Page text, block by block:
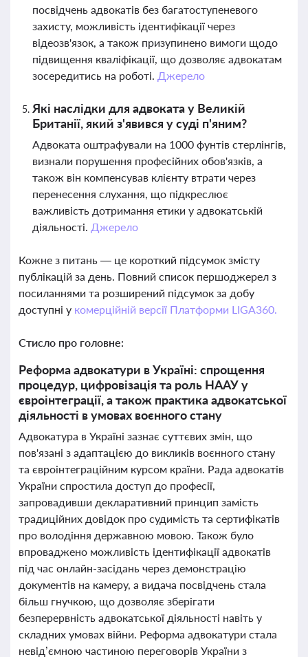
посвідчень адвокатів без багатоступеневого
захисту, можливість ідентифікації через
відеозв'язок, а також призупинено вимоги щодо
підвищення кваліфікації, що дозволяє адвокатам
зосередитись на роботі. Джерело
Які наслідки для адвоката у Великій
Британії, який з'явився у суді п'яним?
Адвоката оштрафували на 1000 фунтів стерлінгів,
визнали порушення професійних обов'язків, а
також він компенсував клієнту втрати через
перенесення слухання, що підкреслює
важливість дотримання етики у адвокатській
діяльності. Джерело
Кожне з питань — це короткий підсумок змісту
публікацій за день. Повний список першоджерел з
посиланнями та розширений підсумок за добу
доступні у комерційній версії Платформи LIGA360.
Стисло про головне:
Реформа адвокатури в Україні: спрощення
процедур, цифровізація та роль НААУ у
євроінтеграції, а також практика адвокатської
діяльності в умовах воєнного стану
Адвокатура в Україні зазнає суттєвих змін, що
пов'язані з адаптацією до викликів воєнного стану
та євроінтеграційним курсом країни. Рада адвокатів
України спростила доступ до професії,
запровадивши декларативний принцип замість
традиційних довідок про судимість та сертифікатів
про володіння державною мовою. Також було
впроваджено можливість ідентифікації адвокатів
під час онлайн-засідань через демонстрацію
документів на камеру, а видача посвідчень стала
більш гнучкою, що дозволяє зберігати
безперервність адвокатської діяльності навіть у
складних умовах війни. Реформа адвокатури стала
невід’ємною частиною переговорів України з